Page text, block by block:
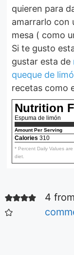
quieren para
amarrarlo con
mesa ( como
Si te gusto esta receta también te podría
gustar esta de
queque de
recetas como
Nutrition
Espuma de limón
Amount Per Serving
Calories 310
* Percent Daily Values
diet.
4